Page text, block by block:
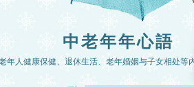
中老年年心語
年人健康保健、退休生活、老年婚姻与子女相处等